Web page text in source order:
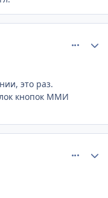
это раз.
кнопок ММИ